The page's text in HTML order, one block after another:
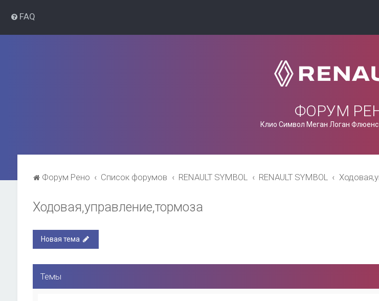
FAQ
ФОРУМ
Клио Символ Меган Логан
Форум Рено Список форумов RENAULT SYMBOL RENAULT SYMBOL
Ходовая,управление,тормоза
Новая тема
Темы